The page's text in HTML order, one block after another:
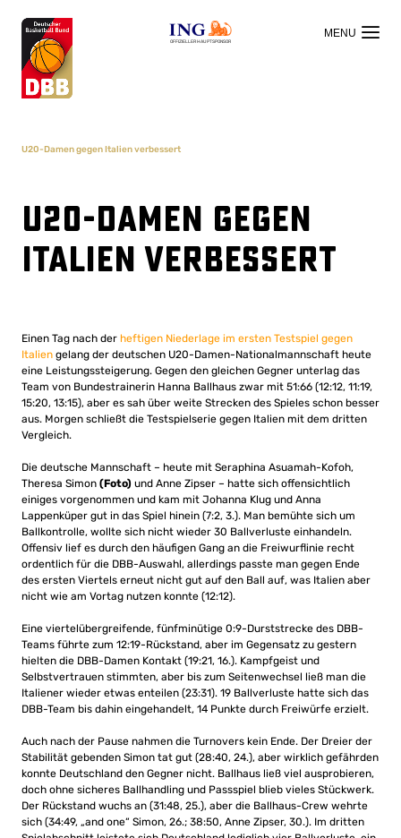
OFFIZIELLER HAUPTSPONSOR
U20-Damen gegen Italien verbessert
U20-Damen gegen
Italien verbessert
Einen Tag nach der heftigen Niederlage im ersten Testspiel gegen
Italien gelang der deutschen U20-Damen-Nationalmannschaft heute
eine Leistungssteigerung. Gegen den gleichen Gegner unterlag das
Team von Bundestrainerin Hanna Ballhaus zwar mit 51:66 (12:12, 11:19,
15:20, 13:15), aber es sah über weite Strecken des Spieles schon besser
aus. Morgen schließt die Testspielserie gegen Italien mit dem dritten
Vergleich.
Die deutsche Mannschaft – heute mit Seraphina Asuamah-Kofoh,
Theresa Simon (Foto) und Anne Zipser – hatte sich offensichtlich
einiges vorgenommen und kam mit Johanna Klug und Anna
Lappenküper gut in das Spiel hinein (7:2, 3.). Man bemühte sich um
Ballkontrolle, wollte sich nicht wieder 30 Ballverluste einhandeln.
Offensiv lief es durch den häufigen Gang an die Freiwurflinie recht
ordentlich für die DBB-Auswahl, allerdings passte man gegen Ende
des ersten Viertels erneut nicht gut auf den Ball auf, was Italien aber
nicht wie am Vortag nutzen konnte (12:12).
Eine viertelübergreifende, fünfminütige 0:9-Durststrecke des DBB-
Teams führte zum 12:19-Rückstand, aber im Gegensatz zu gestern
hielten die DBB-Damen Kontakt (19:21, 16.). Kampfgeist und
Selbstvertrauen stimmten, aber bis zum Seitenwechsel ließ man die
Italiener wieder etwas enteilen (23:31). 19 Ballverluste hatte sich das
DBB-Team bis dahin eingehandelt, 14 Punkte durch Freiwürfe erzielt.
Auch nach der Pause nahmen die Turnovers kein Ende. Der Dreier der
Stabilität gebenden Simon tat gut (28:40, 24.), aber wirklich gefährden
konnte Deutschland den Gegner nicht. Ballhaus ließ viel ausprobieren,
doch ohne sicheres Ballhandling und Passspiel blieb vieles Stückwerk.
Der Rückstand wuchs an (31:48, 25.), aber die Ballhaus-Crew wehrte
sich (34:49, „and one“ Simon, 26.; 38:50, Anne Zipser, 30.). Im dritten